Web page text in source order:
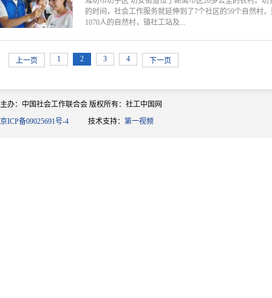
的时间，社会工作服务就延伸到了7个社区的59个自然村
1070人的自然村，镇社工站及...
上一页 1 2 3 4 下一页
主办：中国社会工作联合会 版权所有：社工中国网
京ICP备09025691号-4 技术支持： 第一视频